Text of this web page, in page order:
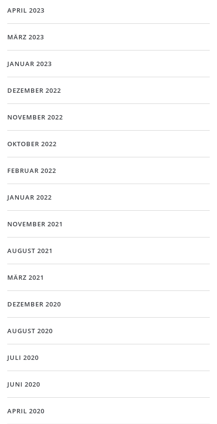
APRIL 2023
MÄRZ 2023
JANUAR 2023
DEZEMBER 2022
NOVEMBER 2022
OKTOBER 2022
FEBRUAR 2022
JANUAR 2022
NOVEMBER 2021
AUGUST 2021
MÄRZ 2021
DEZEMBER 2020
AUGUST 2020
JULI 2020
JUNI 2020
APRIL 2020